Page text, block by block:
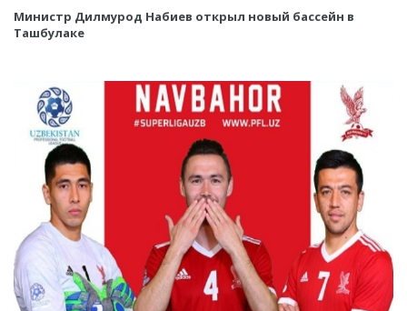
Министр Дилмурод Набиев открыл новый бассейн в
Ташбулаке